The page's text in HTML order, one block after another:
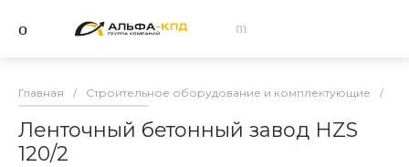
Главная / Строительное оборудование и комплектующие /
Ленточный бетонный завод HZS
120/2